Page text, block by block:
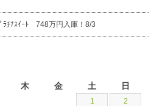
ﾗﾁﾅｽｲｰﾄ 748万円入庫！8/3
木 金 土 日
1 2